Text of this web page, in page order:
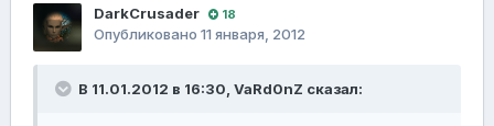
DarkCrusader 18
Опубликовано 11 января, 2012
В 11.01.2012 в 16:30, VaRd0nZ сказал: